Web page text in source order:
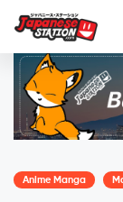
Anime Manga